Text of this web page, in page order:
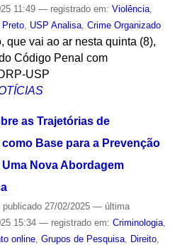
11:49 — registrado em: Violência,
Preto, USP Analisa, Crime Organizado
que vai ao ar nesta quinta (8),
Código Penal com
USP
as Trajetórias de
Base para a Prevenção
Nova Abordagem
publicado27/02/2025 — última
15:34 — registrado em: Criminologia,
online, Grupos de Pesquisa, Direito,